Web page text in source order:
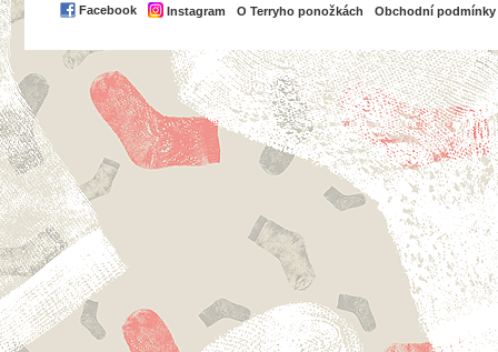
Facebook Instagram O Terryho ponožkách Obchodní podmínky
PayPal